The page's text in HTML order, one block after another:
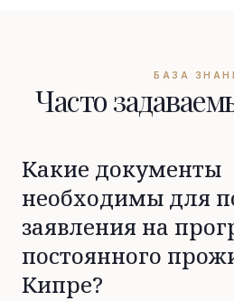
БАЗА
Часто
Какие документы
необходимы для
заявления на
постоянного
Кипре?